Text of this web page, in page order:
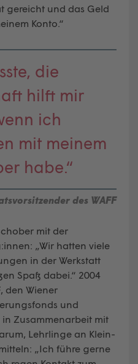
gereicht und das Geld
Konto.“
die
hilft mir
ich
mit meinem
habe.“
des WAFF
mit der
„Wir hatten viele
in der Werkstatt
Spaß dabei.“ 2004
den Wiener
und
Zusammenarbeit mit
Lehrlinge an Klein-
„Ich führe gerne